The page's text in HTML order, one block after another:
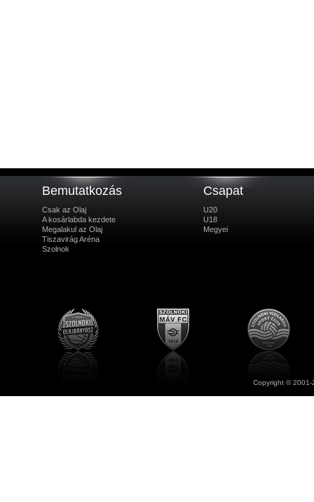
Bemutatkozás
Csak az Olaj
A kosárlabda kezdete
Megalakul az Olaj
Tiszavirág Aréna
Szolnok
Csapat
U20
U18
Megyei
Copyright ©